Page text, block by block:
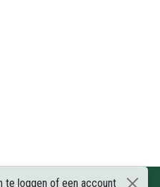
te loggen of een account